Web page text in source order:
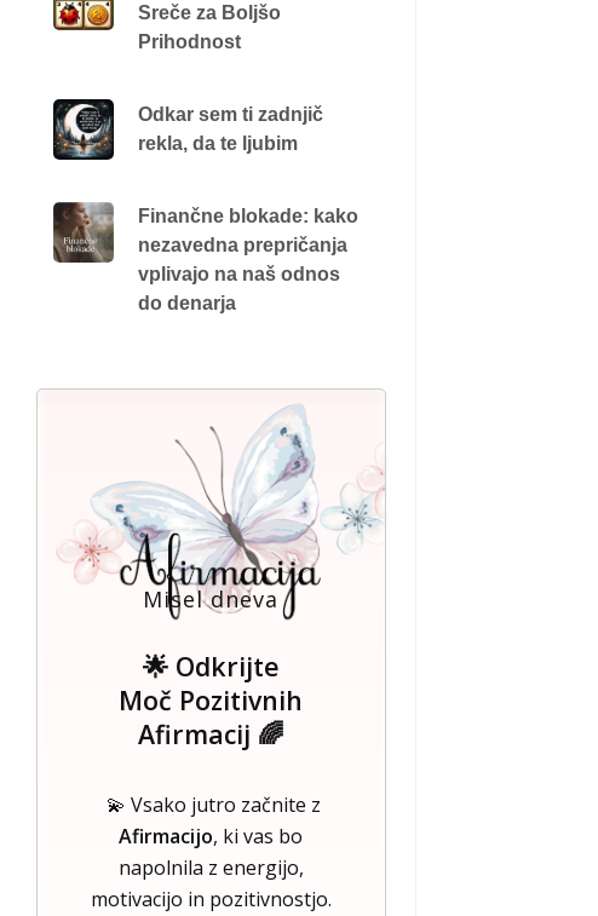
Sreče za Boljšo
Prihodnost
Odkar sem ti zadnjič
rekla, da te ljubim
Finančne blokade: kako
nezavedna prepričanja
vplivajo na naš odnos
do denarja
Misel dneva
🌟 Odkrijte
Moč Pozitivnih
Afirmacij 🌈
💫 Vsako jutro začnite z
Afirmacijo, ki vas bo
napolnila z energijo,
motivacijo in pozitivnostjo.